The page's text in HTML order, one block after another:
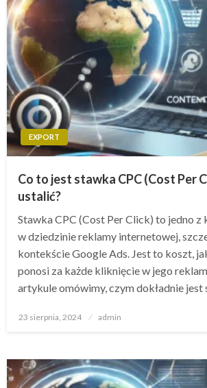
EXPORT
Co to jest stawka CPC (Cost Per
ustalić?
Stawka CPC (Cost Per Click) to jedno z
w dziedzinie reklamy internetowej,
kontekście Google Ads. Jest to koszt,
ponosi za każde kliknięcie w jego
artykule omówimy, czym dokładnie jest
Opublikowane
23 sierpnia, 2024 admin